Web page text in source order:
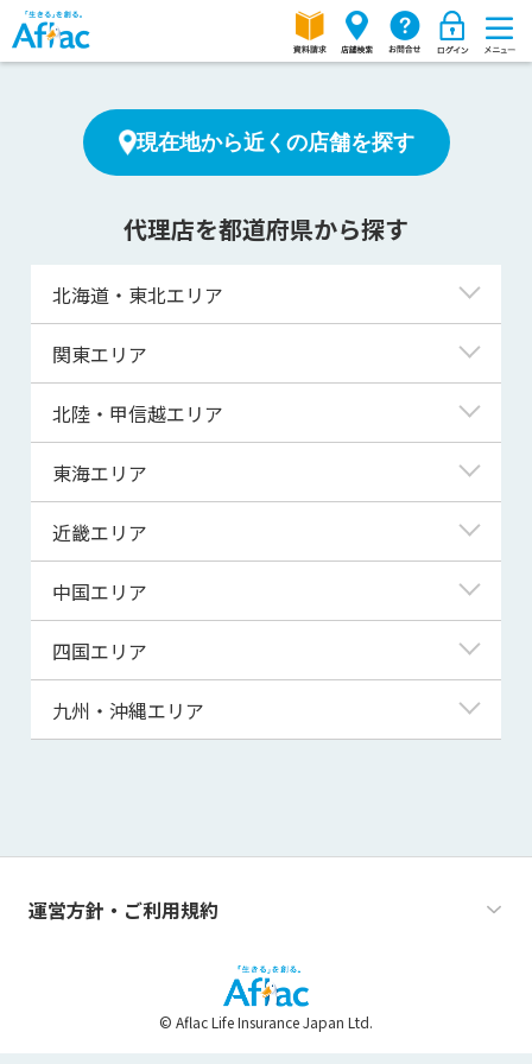
現在地から近くの店舗を探す
代理店を都道府県から探す
北海道・東北エリア
北海道
青森県
宮城県
秋田県
山形県
関東エリア
東京都
神奈川県
埼玉県
千葉県
茨城県
群馬県
北陸・甲信越エリア
新潟県
富山県
福井県
山梨県
長野県
東海エリア
岐阜県
静岡県
三重県
近畿エリア
滋賀県
京都府
大阪府
兵庫県
和歌山県
中国エリア
鳥取県
島根県
山口県
四国エリア
徳島県
高知県
九州・沖縄エリア
熊本県
運営方針・ご利用規約
© Aflac Life Insurance Japan Ltd.